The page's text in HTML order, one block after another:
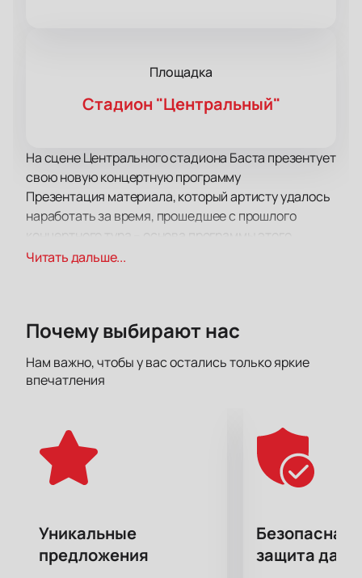
Площадка
Стадион "Центральный"
На сцене Центрального стадиона Баста презентует
свою новую концертную программу
Презентация материала, который артисту удалось
наработать за время, прошедшее с прошлого
выступления. За то время, которое прошло с
переживаниями.
произошло немало событий, которыми он готов
поделиться с вами в своем творчестве. Несмотря
работу у него всегда достаточно времени для
своих близких, а также любимых хобби и увлечений,
из которых он черпает вдохновение.
Станьте одним из тех, кто увидит шоу Басты в
Читать дальше...
Почему выбирают нас
Нам важно, чтобы у вас остались только яркие
впечатления
Уникальные
предложения
Безопасная
защита